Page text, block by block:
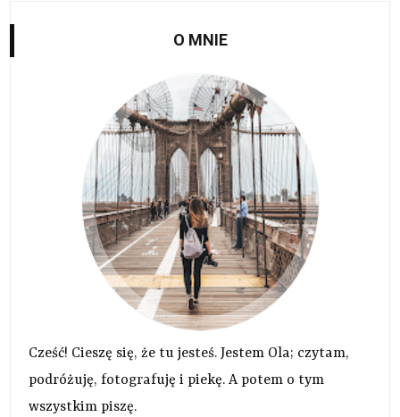
O MNIE
Cześć! Cieszę się, że tu jesteś. Jestem Ola; czytam,
podróżuję, fotografuję i piekę. A potem o tym
wszystkim piszę.